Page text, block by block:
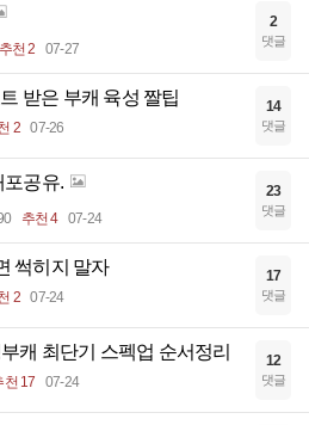
추천 2 07-27
2
댓글
받은 부캐 육성 짤팁
2 07-26
14
댓글
포공유.
추천 4 07-24
23
댓글
썩히지 말자
2 07-24
17
댓글
캐 최단기 스펙업 순서정리
천 17 07-24
12
댓글